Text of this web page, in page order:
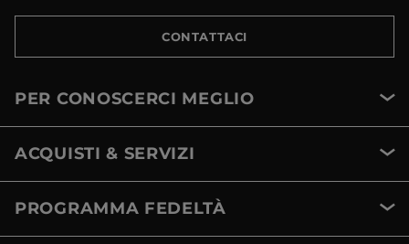
CONTATTACI
PER CONOSCERCI MEGLIO
ACQUISTI & SERVIZI
PROGRAMMA FEDELTÀ